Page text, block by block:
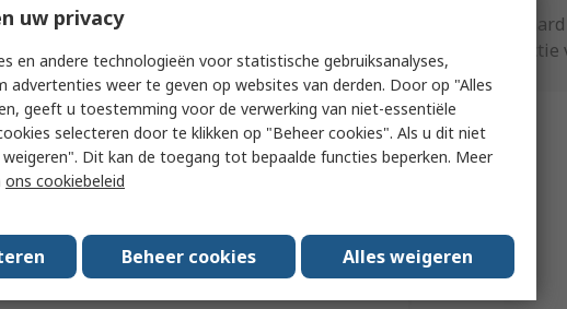
uw privacy
en andere technologieën voor statistische gebruiksanalyses,
advertenties weer te geven op websites van derden. Door op "Alles
geeft u toestemming voor de verwerking van niet-essentiële
selecteren door te klikken op "Beheer cookies". Als u dit niet
Dit kan de toegang tot bepaalde functies beperken. Meer
ons cookiebeleid
Beheer cookies Alles weigeren